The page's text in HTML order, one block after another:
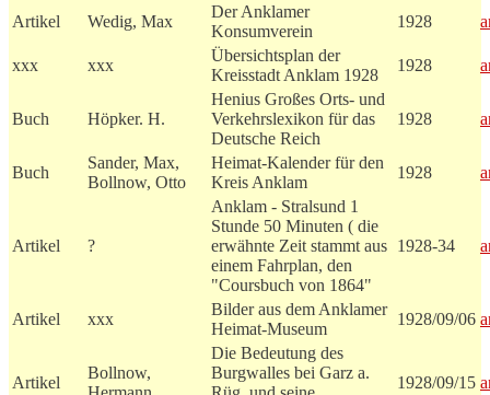
Artikel Wedig, Max
Der Anklamer
Konsumverein
1928
xxx xxx
Übersichtsplan der
Kreisstadt Anklam 1928
1928
Buch Höpker. H.
Henius Großes Orts- und
Verkehrslexikon für das
Deutsche Reich
1928
Buch
Sander, Max,
Bollnow, Otto
Heimat-Kalender für den
Kreis Anklam
1928
Artikel ?
Anklam - Stralsund 1
Stunde 50 Minuten ( die
erwähnte Zeit stammt aus
einem Fahrplan, den
"Coursbuch von 1864"
1928-34
Artikel xxx
Bilder aus dem Anklamer
Heimat-Museum
1928/09/06
Artikel
Bollnow,
Die Bedeutung des
Burgwalles bei Garz a.
1928/09/15